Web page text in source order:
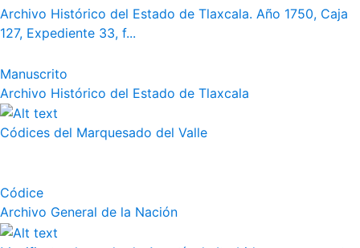
Archivo Histórico del Estado de Tlaxcala. Año 1750, Caja
127, Expediente 33, f...
Manuscrito
Archivo Histórico del Estado de Tlaxcala
Códices del Marquesado del Valle
Códice
Archivo General de la Nación